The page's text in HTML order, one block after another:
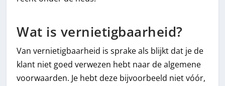
Wat is vernietigbaarheid?
Van vernietigbaarheid is sprake als blijkt dat je de
klant niet goed verwezen hebt naar de algemene
voorwaarden. Je hebt deze bijvoorbeeld niet vóór,